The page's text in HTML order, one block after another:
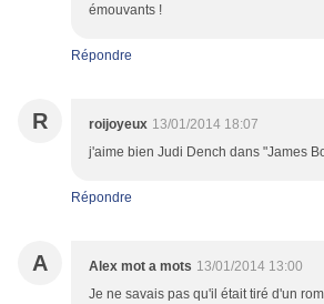
émouvants !
Répondre
R roijoyeux 13/01/2014 18:07
j'aime bien Judi Dench dans "James
Répondre
A Alex mot a mots 13/01/2014 13:00
Je ne savais pas qu'il était tiré d'un